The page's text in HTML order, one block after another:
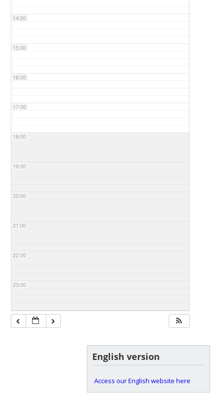
14:00
15:00
16:00
17:00
18:00
19:00
20:00
21:00
22:00
23:00
English version
Access our English website here